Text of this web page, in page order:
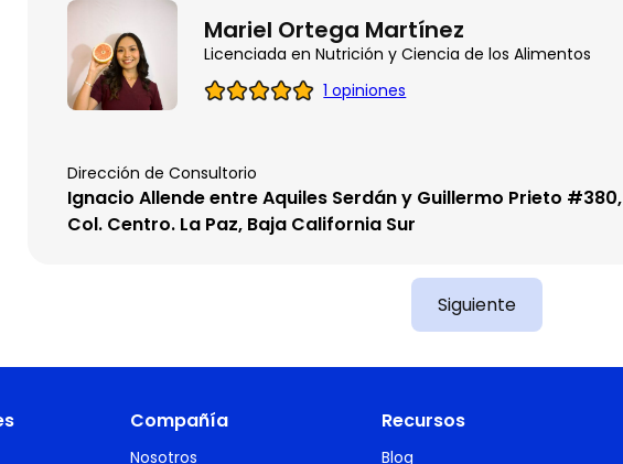
Mariel Ortega Martínez
Licenciada en Nutrición y Ciencia de los Alimentos
1 opiniones
Dirección de Consultorio
Ignacio Allende entre Aquiles Serdán y Guillermo Prieto #380,
Col. Centro. La Paz, Baja California Sur
Siguiente
Compañía
Nosotros
Recursos
Blog